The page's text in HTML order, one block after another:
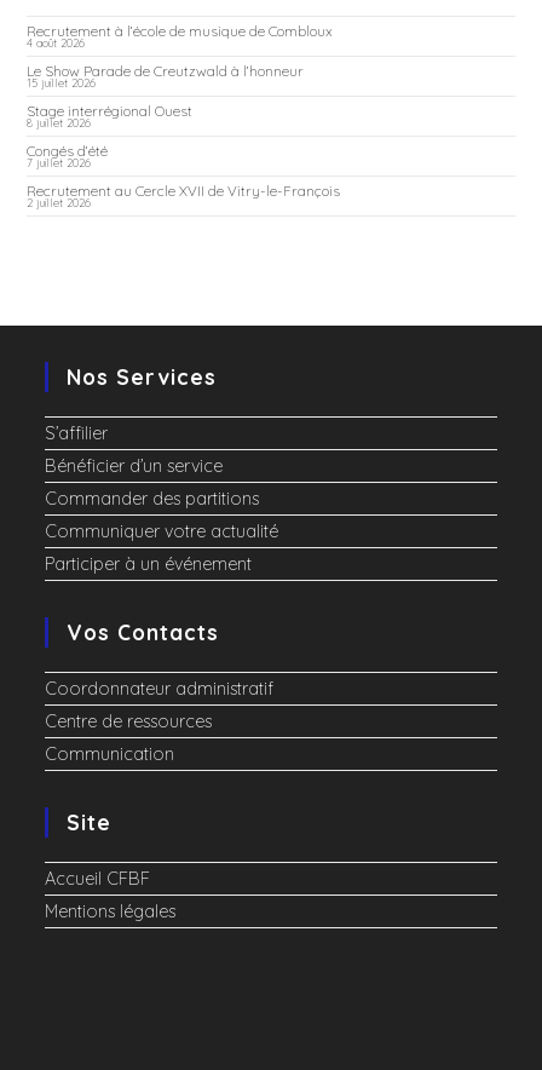
Recrutement à l’école de musique de Combloux
4 août 2026
Le Show Parade de Creutzwald à l’honneur
15 juillet 2026
Stage interrégional Ouest
8 juillet 2026
Congés d’été
7 juillet 2026
Recrutement au Cercle XVII de Vitry-le-François
2 juillet 2026
Nos Services
S’affilier
Bénéficier d’un service
Commander des partitions
Communiquer votre actualité
Participer à un événement
Vos Contacts
Coordonnateur administratif
Centre de ressources
Communication
Site
Accueil CFBF
Mentions légales